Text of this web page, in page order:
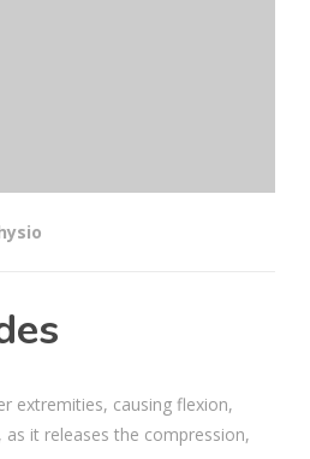
extremities, causing flexion,
it releases the compression,